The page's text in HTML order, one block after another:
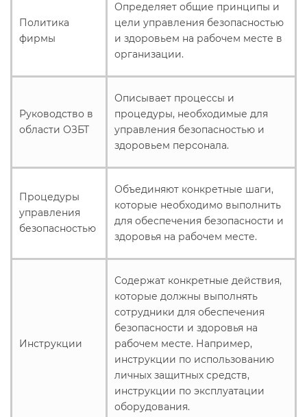
Политика
фирмы
Определяет общие принципы и
цели управления безопасностью
и здоровьем на рабочем месте в
организации.
Руководство в
области ОЗБТ
Описывает процессы и
процедуры, необходимые для
управления безопасностью и
здоровьем персонала.
Процедуры
управления
безопасностью
Объединяют конкретные шаги,
которые необходимо выполнить
для обеспечения безопасности и
здоровья на рабочем месте.
Инструкции
Содержат конкретные действия,
которые должны выполнять
сотрудники для обеспечения
безопасности и здоровья на
рабочем месте. Например,
инструкции по использованию
личных защитных средств,
инструкции по эксплуатации
оборудования.